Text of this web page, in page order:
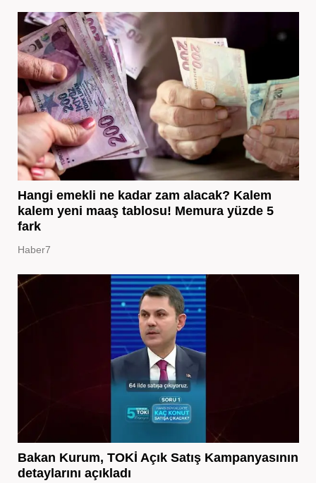
Hangi emekli ne kadar zam alacak? Kalem
kalem yeni maaş tablosu! Memura yüzde 5
fark
Haber7
Bakan Kurum, TOKİ Açık Satış Kampanyasının
detaylarını açıkladı